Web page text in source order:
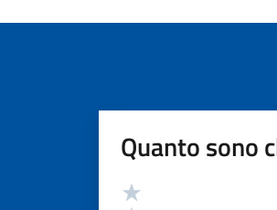
Quanto sono
Valutazione